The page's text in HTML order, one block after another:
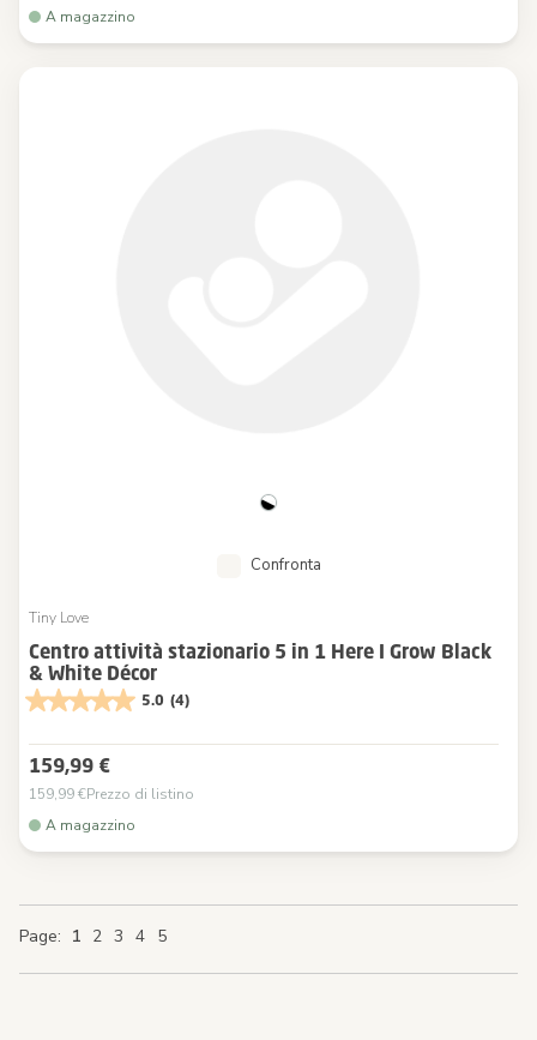
A magazzino
Confronta
Tiny Love
Centro attività stazionario 5 in 1 Here I Grow Black
& White Décor
5.0 (4)
159,99 €
159,99 €Prezzo di listino
A magazzino
Page You're currently reading page
1 Page
2 Page
3 Page
4 Page
5